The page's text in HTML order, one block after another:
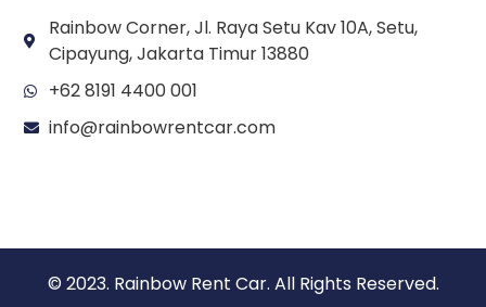
Rainbow Corner, Jl. Raya Setu Kav 10A, Setu,
Cipayung, Jakarta Timur 13880
+62 8191 4400 001
info@rainbowrentcar.com
© 2023. Rainbow Rent Car. All Rights Reserved.